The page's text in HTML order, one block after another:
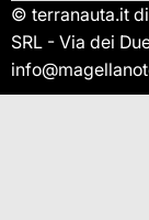
© terranauta.it
SRL - Via dei